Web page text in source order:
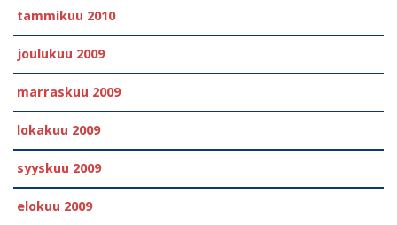
tammikuu 2010
joulukuu 2009
marraskuu 2009
lokakuu 2009
syyskuu 2009
elokuu 2009